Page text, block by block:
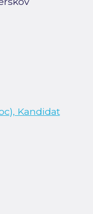
Kandidat